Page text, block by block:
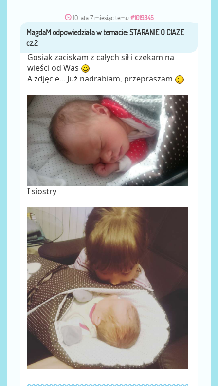
10 lata 7 miesiąc temu #1019345
przezMagdaM
Gosiak zaciskam z całych sił i czekam na
wieści od Was
A zdjęcie... Już nadrabiam, przepraszam
I siostry